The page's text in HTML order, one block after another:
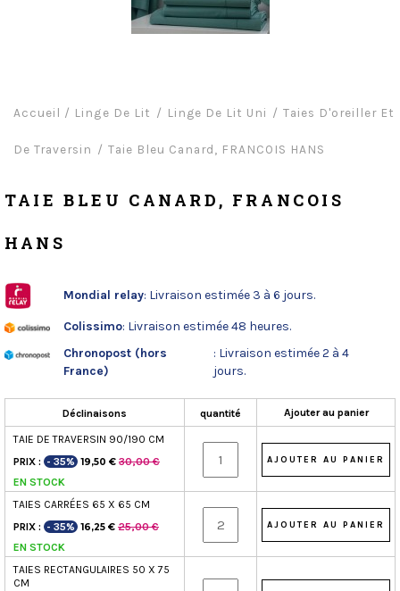
Accueil / Linge De Lit Linge De Lit Uni Taies D'oreiller Et
De Traversin Taie Bleu Canard, FRANCOIS HANS
TAIE BLEU CANARD, FRANCOIS
HANS
Mondial relay: Livraison estimée 3 à 6 jours.
Colissimo: Livraison estimée 48 heures.
Chronopost (hors
France)
: Livraison estimée 2 à 4
jours.
Déclinaisons quantité Ajouter au panier
TAIE DE TRAVERSIN 90/190 CM
PRIX : - 35% 19,50 € 30,00 €
EN STOCK
TAIES CARRÉES 65 X 65 CM
PRIX : - 35% 16,25 € 25,00 €
EN STOCK
TAIES RECTANGULAIRES 50 X 75
CM